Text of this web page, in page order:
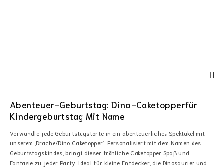
Abenteuer-Geburtstag: Dino-Caketopperfür
Kindergeburtstag Mit Name
Verwandle jede Geburtstagstorte in ein abenteuerliches Spektakel mit
unserem ‚Drache/Dino Caketopper‘. Personalisiert mit dem Namen des
Geburtstagskindes, bringt dieser fröhliche Caketopper Spaß und
Fantasie zu jeder Party. Ideal für kleine Entdecker, die Dinosaurier und